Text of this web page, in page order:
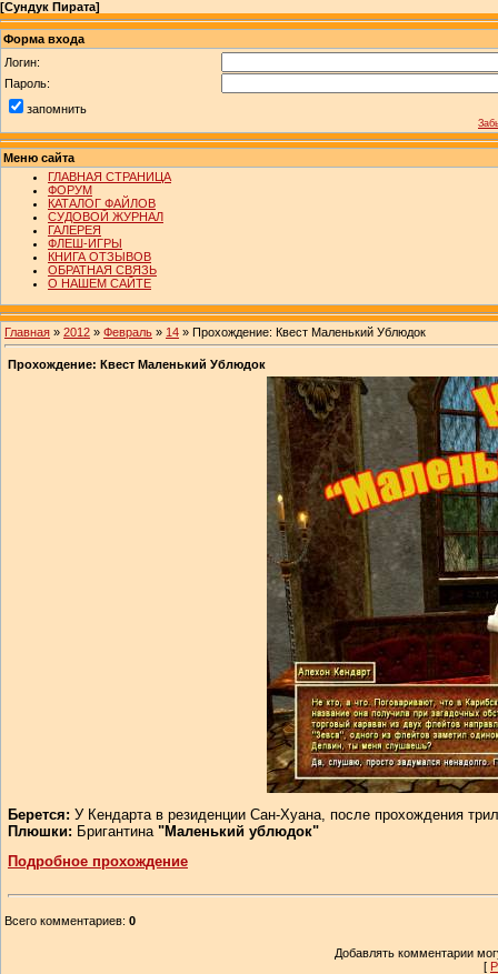
[Сундук Пирата]
Форма входа
Логин:
Пароль:
запомнить
Меню сайта
ГЛАВНАЯ СТРАНИЦА
ФОРУМ
КАТАЛОГ ФАЙЛОВ
СУДОВОЙ ЖУРНАЛ
ГАЛЕРЕЯ
ФЛЕШ-ИГРЫ
КНИГА ОТЗЫВОВ
ОБРАТНАЯ СВЯЗЬ
О НАШЕМ САЙТЕ
Главная » 2012 » Февраль » 14 » Прохождение: Квест Маленький Ублюдок
Прохождение: Квест Маленький Ублюдок
Берется: У Кендарта в резиденции Сан-Хуана, после прохождения
Плюшки: Бригантина "Маленький ублюдок"
Подробное прохождение
Всего комментариев: 0
Добавлять комментарии
[